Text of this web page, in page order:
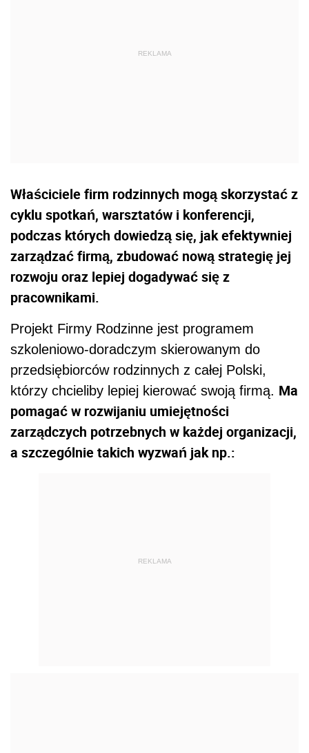
Właściciele firm rodzinnych mogą skorzystać z
cyklu spotkań, warsztatów i konferencji,
podczas których dowiedzą się, jak efektywniej
zarządzać firmą, zbudować nową strategię jej
rozwoju oraz lepiej dogadywać się z
pracownikami.
Projekt Firmy Rodzinne jest programem
szkoleniowo-doradczym skierowanym do
przedsiębiorców rodzinnych z całej Polski,
którzy chcieliby lepiej kierować swoją firmą. Ma
pomagać w rozwijaniu umiejętności
zarządczych potrzebnych w każdej organizacji,
a szczególnie takich wyzwań jak np.:
REKLAMA